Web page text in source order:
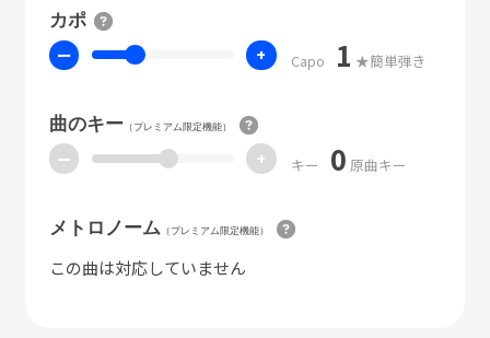
カポ
ー + Capo 1 ★簡単弾き
曲のキー（プレミアム限定機能）
ー + キー 0 原曲キー
メトロノーム （プレミアム限定機能）
この曲は対応していません